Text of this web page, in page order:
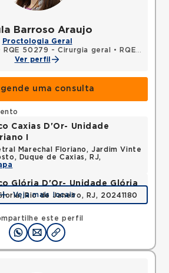
Barroso Araujo
Proctologia Geral
RQE 50279 - Cirurgia geral •
RQE 50280 - Coloproctologia
Ver perfil
uma consulta
este perfil
Caxias D'Or- Unidade
I
Marechal Floriano, Jardim Vinte
Duque de Caxias, RJ,
Glória D'Or- Unidade Glória
Rio de Janeiro, RJ, 20241180
Veja mais locais